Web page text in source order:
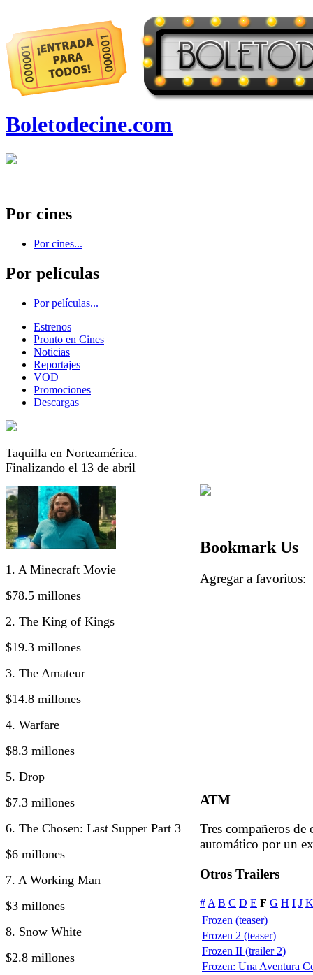
Boletodecine.com
Por cines
Por cines...
Por películas
Por películas...
Estrenos
Pronto en Cines
Noticias
Reportajes
VOD
Promociones
Descargas
Taquilla en Norteamérica.
Finalizando el 13 de abril
1. A Minecraft Movie
$78.5 millones
2. The King of Kings
$19.3 millones
3. The Amateur
$14.8 millones
4. Warfare
$8.3 millones
5. Drop
$7.3 millones
6. The Chosen: Last Supper Part 3
$6 millones
7. A Working Man
$3 millones
8. Snow White
$2.8 millones
Bookmark Us
Agregar a
ATM
Tres compañeros de
automático por un
Otros Trailers
# A B C D E F G H I J K
Frozen (teaser)
Frozen 2 (teaser)
Frozen II (trailer 2)
Frozen: Una Aventura